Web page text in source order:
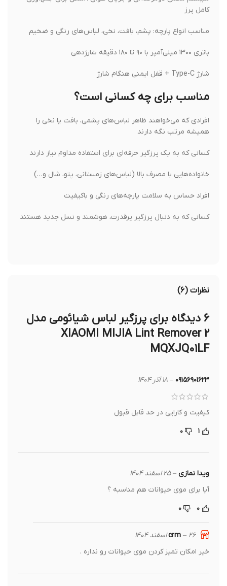
کامل پرز
مناسب انواع پارچه: پشم، بافت، نخی، لباس‌های رنگی و ضخیم
باتری ۱۳۰۰ میلی‌آمپر با ۹۰ تا ۱۸۰ دقیقه شارژدهی
مناسب برای چه کسانی است؟
افرادی که می‌خواهند ظاهر لباس‌های پشمی، بافت یا نخی را
همیشه مرتب نگه دارند
کسانی که به یک پرزگیر حرفه‌ای برای استفاده مداوم نیاز دارند
خانواده‌هایی با مصرف بالا (لباس‌های زمستانی، پتو، شال و…)
افراد حساس به سلامت پارچه‌های رنگی و باکیفیت
کسانی که به دنبال پرزگیر پرقدرت، هوشمند و نسل جدید هستند
نظرات (۶)
پرزگیر لباس شیائومی مدل
XIAOMI MIJIA Lint Remover 2
MQXJQ01LF
۰۹۱۵۶۹۰۱۶۲۳ – ۱۸ آذر ۱۴۰۴
کیفیت و کارایی در حد قابل قبول
ویدا نمازی– ۲۵ اسفند ۱۴۰۴
آیا برای موی حیوانات هم مناسبه ؟
– ۲۶ اسفند ۱۴۰۴
خیر امکان تمیز کردن موی حیوانات رو نداره .